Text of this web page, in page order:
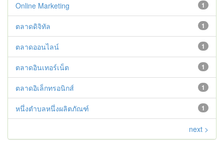
1
Online Marketing
1
ตลาดดิจิทัล
1
ตลาดออนไลน์
1
ตลาดอินเทอร์เน็ต
1
ตลาดอิเล็กทรอนิกส์
1
หนึ่งตำบลหนึ่งผลิตภัณฑ์
next >